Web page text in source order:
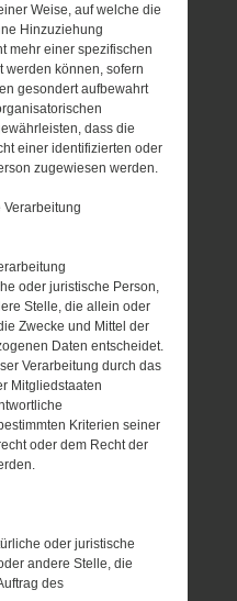
Weise, auf welche die
Hinzuziehung
mehr einer spezifischen
werden können, sofern
gesondert aufbewahrt
dass die
einer identifizierten oder
zugewiesen werden.
Verarbeitung
oder juristische Person,
Stelle, die allein oder
Zwecke und Mittel der
Daten entscheidet.
Verarbeitung durch das
Mitgliedstaaten
Kriterien seiner
oder dem Recht der
oder juristische
andere Stelle, die
des